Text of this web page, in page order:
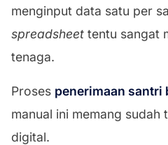
menginput data satu per
spreadsheet tentu sangat
tenaga.
Proses penerimaan santri
manual ini memang
digital.